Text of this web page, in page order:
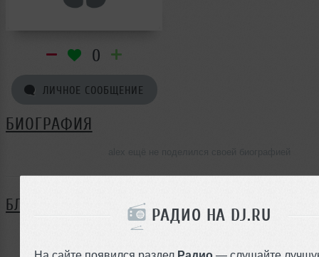
РАДИО НА DJ.RU
На сайте появился раздел Радио — слушайте
0
ЛИЧНОЕ СООБЩЕНИЕ
БИОГРАФИЯ
БЛОГ